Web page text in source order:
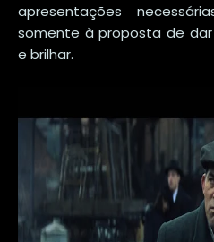
apresentações
somente à proposta de
e brilhar.